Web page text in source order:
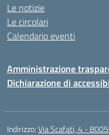
Le notizie
Le circolari
Calendario eventi
Amministrazione
Dichiarazione di
Indirizzo:Via Scafati, 4 -